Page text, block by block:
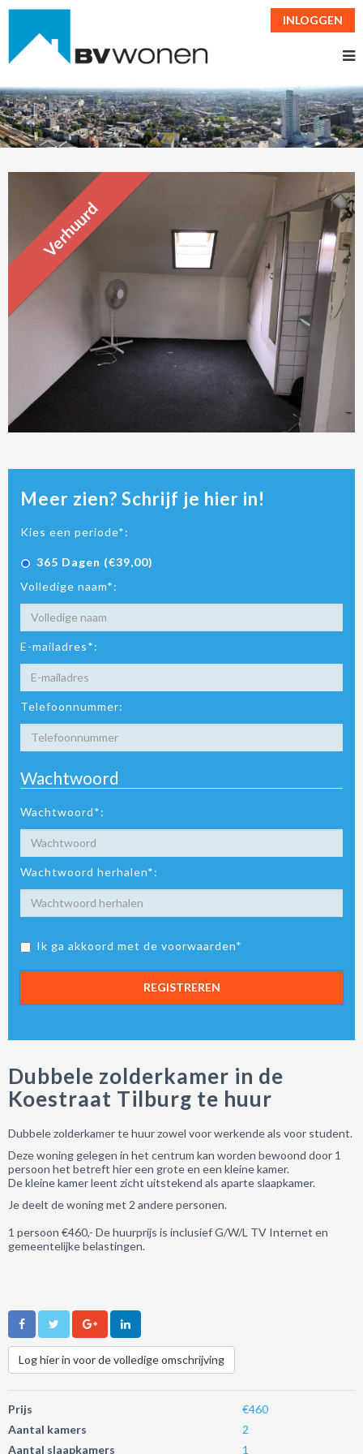
INLOGGEN
Verhuurd
Meer zien? Schrijf je hier in!
Kies een periode*:
365 Dagen (€39,00)
Volledige naam*:
E-mailadres*:
Telefoonnummer:
Wachtwoord
Wachtwoord*:
Wachtwoord herhalen*:
Ik ga akkoord met de voorwaarden*
REGISTREREN
Dubbele zolderkamer in de
Koestraat Tilburg te huur
Dubbele zolderkamer te huur zowel voor werkende als voor student.
Deze woning gelegen in het centrum kan worden bewoond door 1
persoon het betreft hier een grote en een kleine kamer.
De kleine kamer leent zicht uitstekend als aparte slaapkamer.
Je deelt de woning met 2 andere personen.
1 persoon €460,- De huurprijs is inclusief G/W/L TV Internet en
gemeentelijke belastingen.
Log hier in voor de volledige omschrijving
Prijs
€460
Aantal kamers
2
Aantal slaapkamers
1